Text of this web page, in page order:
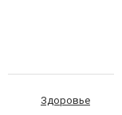
Здоровье